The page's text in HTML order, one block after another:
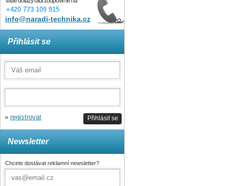
+420 773 109 915
info@naradi-technika.cz
Přihlásit se
Přihlásit se
» registrovat
Newsletter
Chcete dostávat reklamní newsletter?